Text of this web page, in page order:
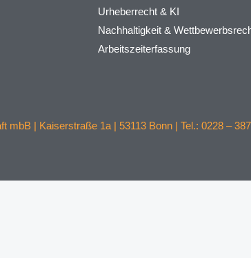
Urheberrecht & KI
Nachhaltigkeit &
Arbeitszeiterfassung
mbB | Kaiserstraße 1a | 53113 Bonn | Tel.: 0228 –